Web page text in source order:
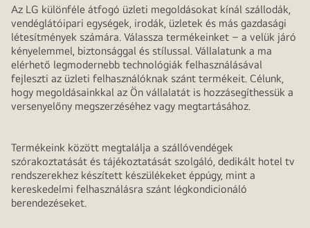
Az LG különféle átfogó üzleti megoldásokat kínál szállodák,
vendéglátóipari egységek, irodák, üzletek és más gazdasági
létesítmények számára. Válassza termékeinket – a velük járó
kényelemmel, biztonsággal és stílussal. Vállalatunk a ma
elérhető legmodernebb technológiák felhasználásával
fejleszti az üzleti felhasználóknak szánt termékeit. Célunk,
hogy megoldásainkkal az Ön vállalatát is hozzásegíthessük a
versenyelőny megszerzéséhez vagy megtartásához.
Termékeink között megtalálja a szállóvendégek
szórakoztatását és tájékoztatását szolgáló, dedikált hotel tv
rendszerekhez készített készülékeket éppúgy, mint a
kereskedelmi felhasználásra szánt légkondicionáló
berendezéseket.